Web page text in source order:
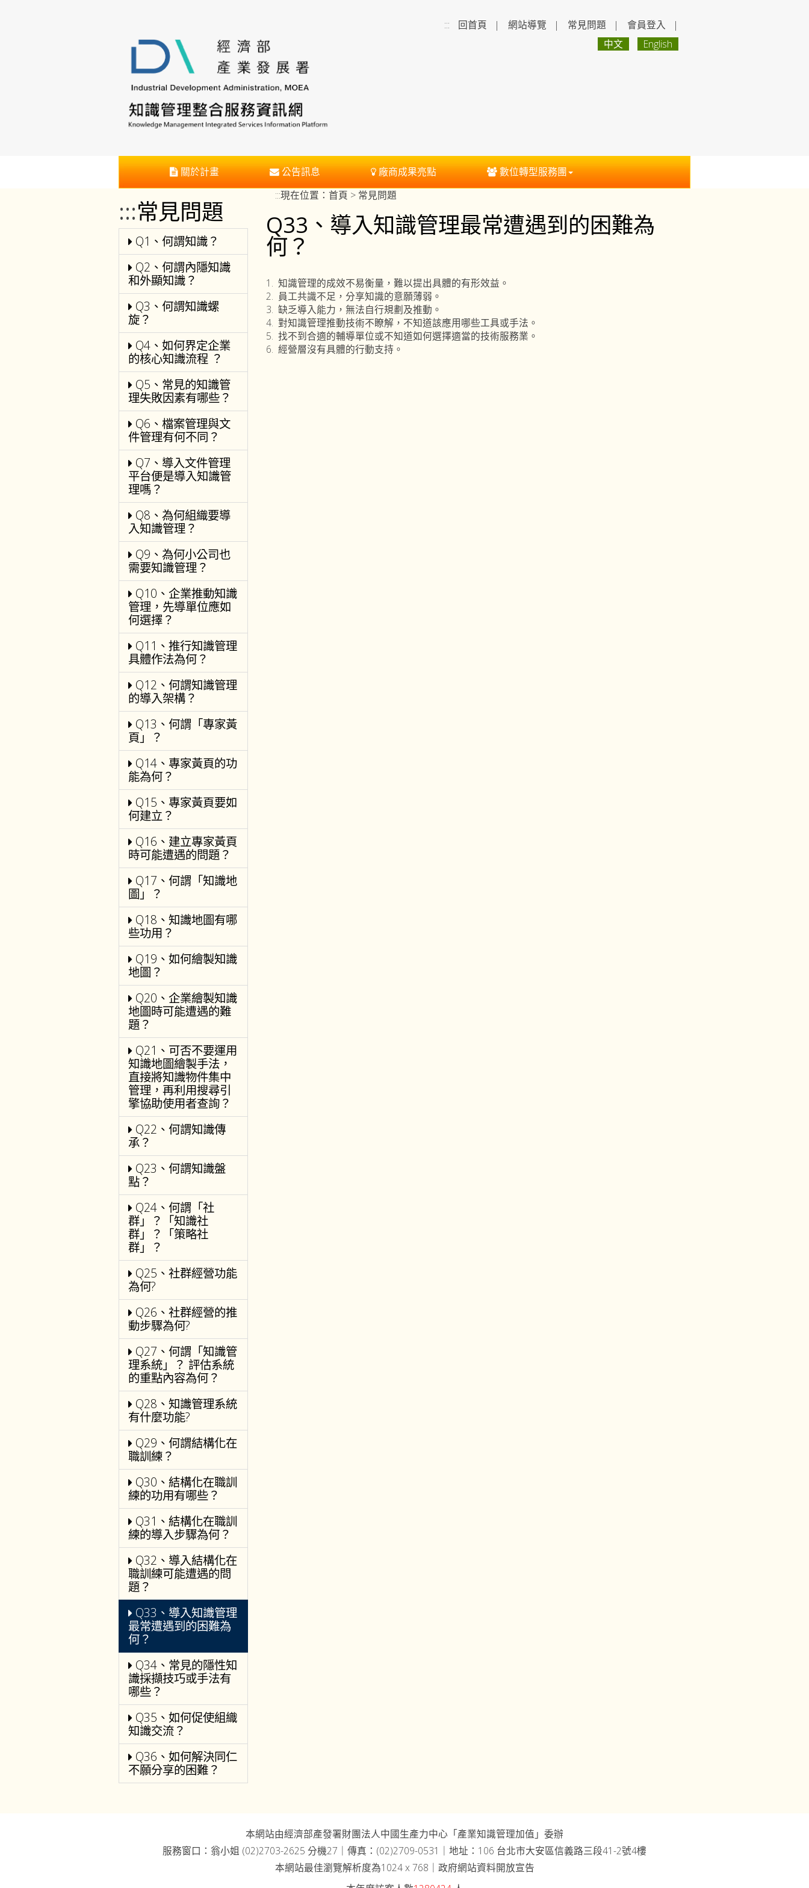
::: 回首頁 | 網站導覽 | 常見問題 | 會員登入 |
中文
English
:::
關於計畫 公告訊息 廠商成果亮點 數位轉型服務團
:::常見問題
Q1、何謂知識？
Q2、何謂內隱知識
和外顯知識？
Q3、何謂知識螺
旋？
Q4、如何界定企業
的核心知識流程 ？
Q5、常見的知識管
理失敗因素有哪些？
Q6、檔案管理與文
件管理有何不同？
Q7、導入文件管理
平台便是導入知識管
理嗎？
Q8、為何組織要導
入知識管理？
Q9、為何小公司也
需要知識管理？
Q10、企業推動知識
管理，先導單位應如
何選擇？
Q11、推行知識管理
具體作法為何？
Q12、何謂知識管理
的導入架構？
Q13、何謂「專家黃
頁」？
Q14、專家黃頁的功
能為何？
Q15、專家黃頁要如
何建立？
Q16、建立專家黃頁
時可能遭遇的問題？
Q17、何謂「知識地
圖」？
Q18、知識地圖有哪
些功用？
Q19、如何繪製知識
地圖？
Q20、企業繪製知識
地圖時可能遭遇的難
題？
Q21、可否不要運用
知識地圖繪製手法，
直接將知識物件集中
管理，再利用搜尋引
擎協助使用者查詢？
Q22、何謂知識傳
承？
Q23、何謂知識盤
點？
Q24、何謂「社
群」？「知識社
群」？「策略社
群」？
Q25、社群經營功能
為何?
Q26、社群經營的推
動步驟為何?
Q27、何謂「知識管
理系統」？ 評估系統
的重點內容為何？
Q28、知識管理系統
有什麼功能?
Q29、何謂結構化在
職訓練？
Q30、結構化在職訓
練的功用有哪些？
Q31、結構化在職訓
練的導入步驟為何？
Q32、導入結構化在
職訓練可能遭遇的問
題？
Q33、導入知識管理
最常遭遇到的困難為
何？
Q34、常見的隱性知
識採擷技巧或手法有
哪些？
Q35、如何促使組織
知識交流？
Q36、如何解決同仁
不願分享的困難？
:::現在位置： 首頁 > 常見問題
Q33、導入知識管理最常遭遇到的困難為
何？
1. 知識管理的成效不易衡量，難以提出具體的有形效益。
2. 員工共識不足，分享知識的意願薄弱。
3. 缺乏導入能力，無法自行規劃及推動。
4. 對知識管理推動技術不瞭解，不知道該應用哪些工具或手法。
5. 找不到合適的輔導單位或不知道如何選擇適當的技術服務業。
6. 經營層沒有具體的行動支持。
本網站由經濟部產發署財團法人中國生產力中心「產業知識管理加值」委辦
服務窗口：翁小姐 (02)2703-2625 分機27｜傳真：(02)2709-0531｜地址：106 台北市大安區信義路三段41-2號4樓
本網站最佳瀏覽解析度為1024 x 768｜政府網站資料開放宣告